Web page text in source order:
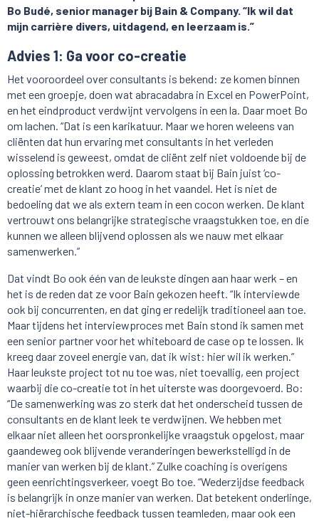
Bo Budé, senior manager bij Bain & Company. “Ik wil dat
mijn carrière divers, uitdagend, en leerzaam is.”
Advies 1: Ga voor co-creatie
Het vooroordeel over consultants is bekend: ze komen binnen
met een groepje, doen wat abracadabra in Excel en PowerPoint,
en het eindproduct verdwijnt vervolgens in een la. Daar moet Bo
om lachen. “Dat is een karikatuur. Maar we horen weleens van
cliënten dat hun ervaring met consultants in het verleden
wisselend is geweest, omdat de cliënt zelf niet voldoende bij de
oplossing betrokken werd. Daarom staat bij Bain juist ‘co-
creatie’ met de klant zo hoog in het vaandel. Het is niet de
bedoeling dat we als extern team in een cocon werken. De klant
vertrouwt ons belangrijke strategische vraagstukken toe, en die
kunnen we alleen blijvend oplossen als we nauw met elkaar
samenwerken.”
Dat vindt Bo ook één van de leukste dingen aan haar werk – en
het is de reden dat ze voor Bain gekozen heeft. “Ik interviewde
ook bij concurrenten, en dat ging er redelijk traditioneel aan toe.
Maar tijdens het interviewproces met Bain stond ik samen met
een senior partner voor het whiteboard de case op te lossen. Ik
kreeg daar zoveel energie van, dat ik wist: hier wil ik werken.”
Haar leukste project tot nu toe was, niet toevallig, een project
waarbij die co-creatie tot in het uiterste was doorgevoerd. Bo:
“De samenwerking was zo sterk dat het onderscheid tussen de
consultants en de klant leek te verdwijnen. We hebben met
elkaar niet alleen het oorspronkelijke vraagstuk opgelost, maar
gaandeweg ook blijvende veranderingen bewerkstelligd in de
manier van werken bij de klant.” Zulke coaching is overigens
geen eenrichtingsverkeer, voegt Bo toe. “Wederzijdse feedback
is belangrijk in onze manier van werken. Dat betekent onderlinge,
niet-hiërarchische feedback tussen teamleden, maar ook een